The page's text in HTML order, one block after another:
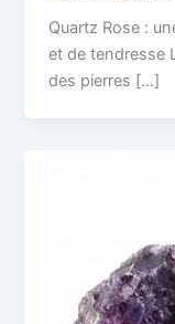
Quartz Rose :
et de tendresse
des pierres […]